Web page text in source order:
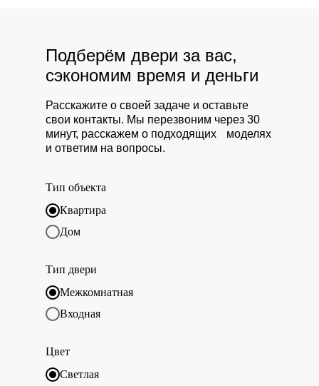
Тип объекта
Квартира
Дом
Тип двери
Межкомнатная
Входная
Цвет
Светлая
Расскажите о своей задаче и оставьте
свои контакты. Мы перезвоним через 30
минут, расскажем о подходящих моделях
и ответим на вопросы.
Подберём двери за вас,
сэкономим время и деньги